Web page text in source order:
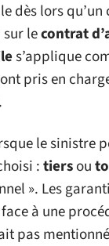
dès lors
sur lecontrat
s’applique
pris en
le sinistre
:tiersou
». Les
à une
pas